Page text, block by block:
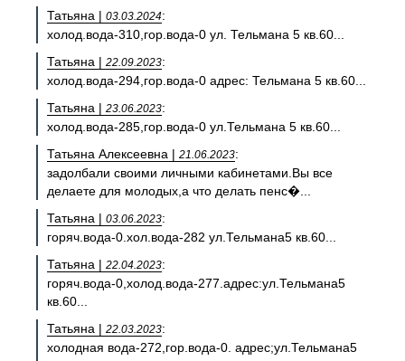
Татьяна | 03.03.2024:
холод.вода-310,гор.вода-0 ул. Тельмана 5 кв.60...
Татьяна | 22.09.2023:
холод.вода-294,гор.вода-0 адрес: Тельмана 5 кв.60...
Татьяна | 23.06.2023:
холод.вода-285,гор.вода-0 ул.Тельмана 5 кв.60...
Татьяна Алексеевна | 21.06.2023:
задолбали своими личными кабинетами.Вы все
делаете для молодых,а что делать пенс�...
Татьяна | 03.06.2023:
горяч.вода-0.хол.вода-282 ул.Тельмана5 кв.60...
Татьяна | 22.04.2023:
горяч.вода-0,холод.вода-277.адрес:ул.Тельмана5
кв.60...
Татьяна | 22.03.2023:
холодная вода-272,гор.вода-0. адрес;ул.Тельмана5